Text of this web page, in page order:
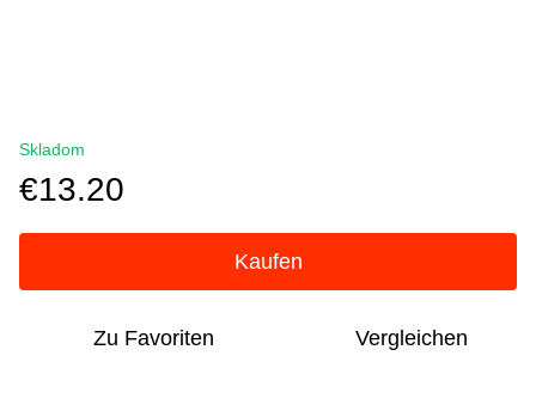
Skladom
€13.20
Kaufen
Zu Favoriten Vergleichen